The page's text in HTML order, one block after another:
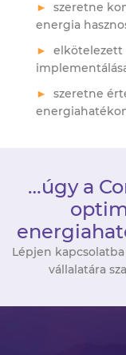
szeretne
energia
elkötelezett
szeretne
…úgy a
Lépjen
vállalatára